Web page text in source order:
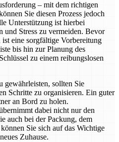
– mit dem richtigen
Sie diesen Prozess jedoch
Unterstützung ist hierbei
und Stress zu vermeiden. Bevor
eine sorgfältige Vorbereitung
bis hin zur Planung des
zu einem reibungslosen
gewährleisten, sollten Sie
Schritte zu organisieren. Ein guter
an Bord zu holen.
dabei nicht nur den
auch bei der Packung, dem
Sie sich auf das Wichtige
Zuhause.